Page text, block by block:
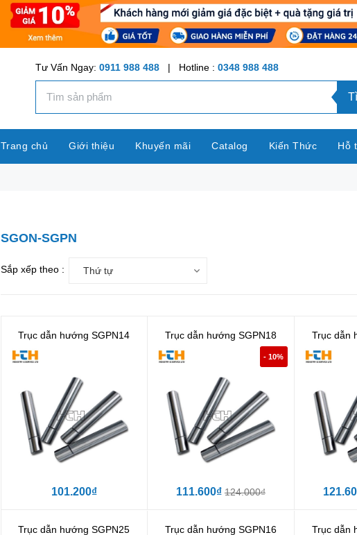
Tư Vấn Ngay: 0911 988 488 | Hotline : 0348 988 488
Trang chủ Giới thiệu Khuyến mãi Catalog Kiến Thức Hỗ
SGON-SGPN
Sắp xếp theo : Thứ tự
Trục dẫn hướng SGPN14
101.200₫
Trục dẫn hướng SGPN18
- 10%
111.600₫ 124.000₫
Trục dẫn
Trục dẫn hướng SGPN25 Trục dẫn hướng SGPN16 Trục dẫn